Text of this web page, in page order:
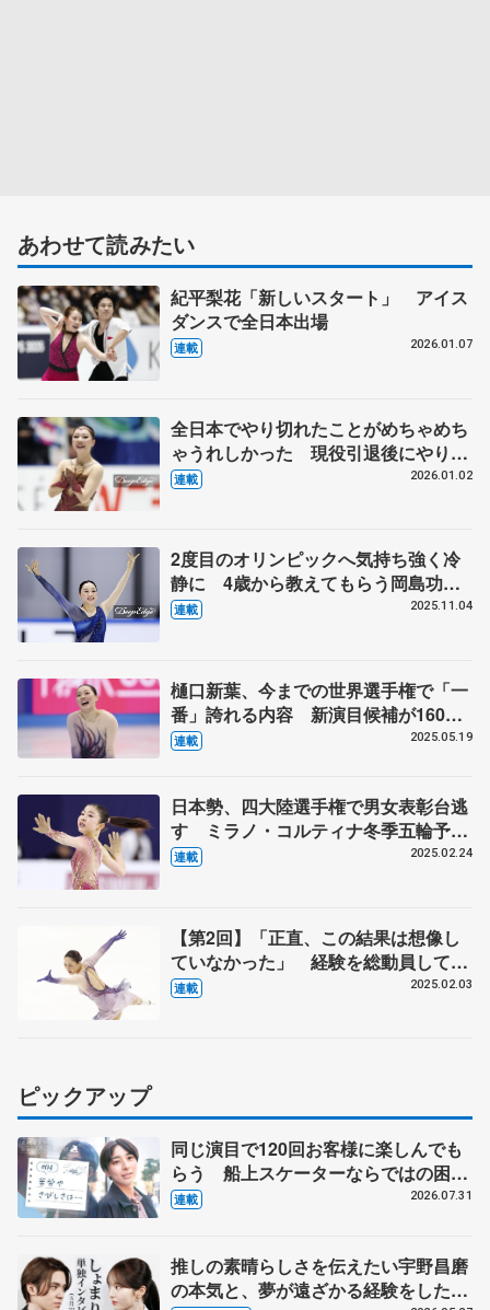
あわせて読みたい
紀平梨花「新しいスタート」 アイス
ダンスで全日本出場
連載 2026.01.07
全日本でやり切れたことがめちゃめち
ゃうれしかった 現役引退後にやりた
いことは…【第5回 新葉のことば】
連載 2026.01.02
2度目のオリンピックへ気持ち強く冷
静に 4歳から教えてもらう岡島功治
コーチに誓う恩返し 体調整わず気を
連載 2025.11.04
樋口新葉、今までの世界選手権で「一
番」誇れる内容 新演目候補が160曲
「どう選ぼう」焦る日々 五輪へ今、
連載 2025.05.19
日本勢、四大陸選手権で男女表彰台逃
す ミラノ・コルティナ冬季五輪予選
へ不安
連載 2025.02.24
【第2回】「正直、この結果は想像し
ていなかった」 経験を総動員して3
年ぶりの全日本表彰台
連載 2025.02.03
ピックアップ
同じ演目で120回お客様に楽しんでも
らう 船上スケーターならではの困難
とは 影響あったPIW前キャプテン松
連載 2026.07.31
推しの素晴らしさを伝えたい宇野昌磨
の本気と、夢が遠ざかる経験をした本